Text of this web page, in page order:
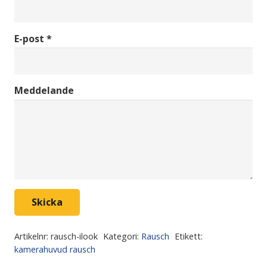
E-post *
Meddelande
Skicka
Artikelnr: rausch-ilook Kategori: Rausch Etikett:
kamerahuvud rausch